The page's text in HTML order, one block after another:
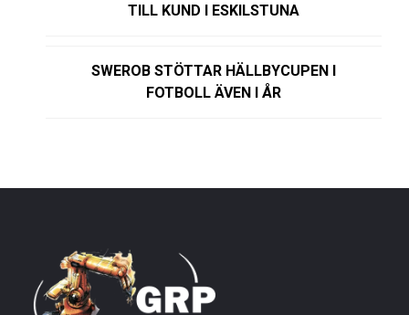
TILL KUND I ESKILSTUNA
SWEROB STÖTTAR HÄLLBYCUPEN I
FOTBOLL ÄVEN I ÅR